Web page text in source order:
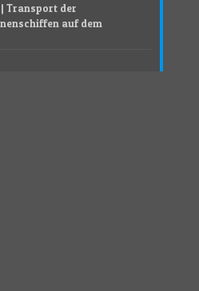
Transport der
auf dem